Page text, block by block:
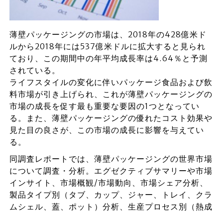
薄壁パッケージングの市場は、2018年の428億米ド
ルから2018年には537億米ドルに拡大すると見られ
ており、この期間中の年平均成長率は4.64％と予測
されている。
ライフスタイルの変化に伴いパッケージ食品および飲
料市場が引き上げられ、これが薄壁パッケージングの
市場の成長を促す最も重要な要因の1つとなってい
る。また、薄壁パッケージングの優れたコスト効果や
見た目の良さが、この市場の成長に影響を与えてい
る。
同調査レポートでは、薄壁パッケージングの世界市場
について調査・分析。エグゼクティブサマリーや市場
インサイト、市場概観/市場動向、市場シェア分析、
製品タイプ別（タブ、カップ、ジャー、トレイ、クラ
ムシェル、蓋、ポット）分析、生産プロセス別（熱成